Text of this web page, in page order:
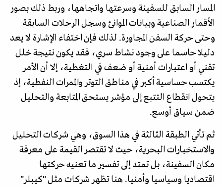
المسار السابق للسفينة وسرعتها واتجاهها، وربط ذلك بصور
الأقمار الصناعية وبيانات الموانئ وسجل الرحلات السابقة
وحتى حركة السفن المجاورة. لذلك فإن اختفاء الإشارة لا يعد
دليلا حاسما على وجود نشاط سري، فقد يكون نتيجة خلل
تقني أو اعتبارات أمنية أو ضعف في التغطية، إلا أن الأمر
يكتسب حساسية أكبر في مناطق التوتر والممرات النفطية، إذ
يتحول انقطاع التتبع إلى مؤشر يستحق المتابعة والتحليل
ضمن سياق أوسع.
ثم تأتي الطبقة الثالثة في هذا السوق، وهي شركات التحليل
والاستخبارات البحرية، حيث لا تقتصر القيمة على معرفة
مكان السفينة، بل تمتد إلى تفسير ما تعنيه حركتها
اقتصاديا وسياسيا وأمنيا. هنا تظهر شركات مثل "كيبلر"